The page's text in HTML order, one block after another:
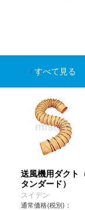
すべて見る
送風機用ダクト
タンダード）
スイデン
通常価格(税別)：